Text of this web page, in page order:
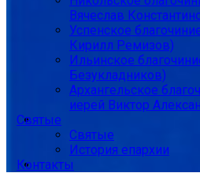
Вячеслав
Успенское
Кирилл Ремизов)
Ильинское
Безукладников)
Архангельское
иерей Виктор
Святые
Святые
История епархии
Контакты